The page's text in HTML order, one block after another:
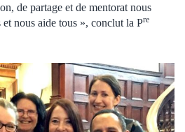
de partage et de mentorat nous
nous aide tous », conclut la Pre